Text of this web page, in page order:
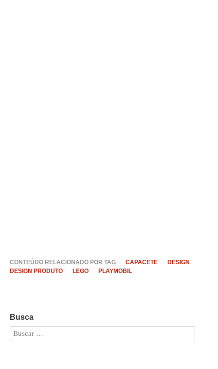
CONTEÚDO RELACIONADO POR TAG CAPACETE
DESIGN
DESIGN PRODUTO
LEGO PLAYMOBIL
Busca